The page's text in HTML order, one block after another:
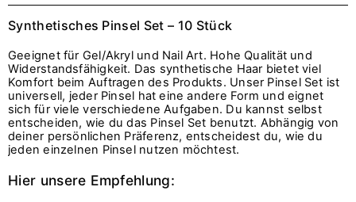
Synthetisches Pinsel Set – 10 Stück
Geeignet für Gel/Akryl und Nail Art. Hohe Qualität und
Widerstandsfähigkeit. Das synthetische Haar bietet viel
Komfort beim Auftragen des Produkts. Unser Pinsel Set ist
universell, jeder Pinsel hat eine andere Form und eignet
sich für viele verschiedene Aufgaben. Du kannst selbst
entscheiden, wie du das Pinsel Set benutzt. Abhängig von
deiner persönlichen Präferenz, entscheidest du, wie du
jeden einzelnen Pinsel nutzen möchtest.
Hier unsere Empfehlung: